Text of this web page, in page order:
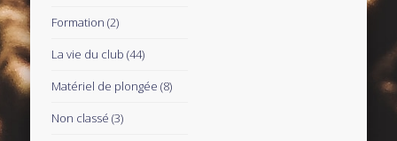
Formation (2)
La vie du club (44)
Matériel de plongée (8)
Non classé (3)